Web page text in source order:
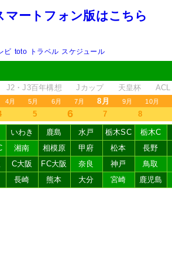
マートフォン版はこちら
ビ toto トラベル スケジュール
J2・J3百年構想 Jカップ 天皇杯 ACL
4月 5月 6月 7月 8月 9月 10月
5 6 7 8
いわき 鹿島 水戸 栃木SC 栃木C
湘南 相模原 甲府 松本 長野
C大阪 FC大阪 奈良 神戸 鳥取
長崎 熊本 大分 宮崎 鹿児島